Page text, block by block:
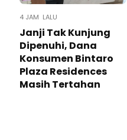
4 JAM LALU
Janji Tak Kunjung
Dipenuhi, Dana
Konsumen Bintaro
Plaza Residences
Masih Tertahan